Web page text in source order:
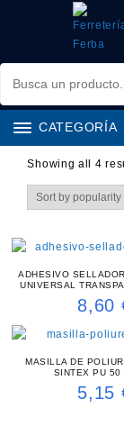
CATEGORÍA
Showing all 4
ADHESIVO
UNIVERSAL
8,60
MASILLA DE
SINTEX PU 50
5,15